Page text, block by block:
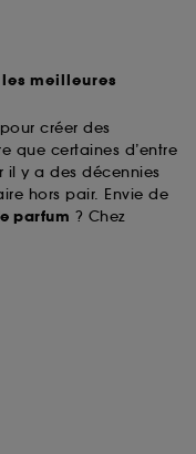
meilleures
créer des
que certaines d’entre
y a des décennies
hors pair. Envie de
parfum ? Chez